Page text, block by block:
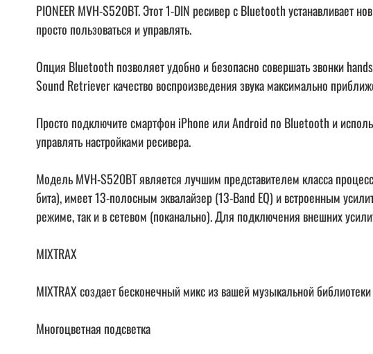
PIONEER MVH-S520BT. Этот 1-DIN ресивер с Bluetooth устанавливает
просто пользоваться и управлять.
Опция Bluetooth позволяет удобно и безопасно совершать звонки
Sound Retriever качество воспроизведения звука максимально
Просто подключите смартфон iPhone или Android по Bluetooth и
управлять настройками ресивера.
Модель MVH-S520BT является лучшим представителем класса
бита), имеет 13-полосным эквалайзер (13-Band EQ) и встроенным
режиме, так и в сетевом (поканально). Для подключения внешних
MIXTRAX
MIXTRAX создает бесконечный микс из вашей музыкальной
Многоцветная подсветка